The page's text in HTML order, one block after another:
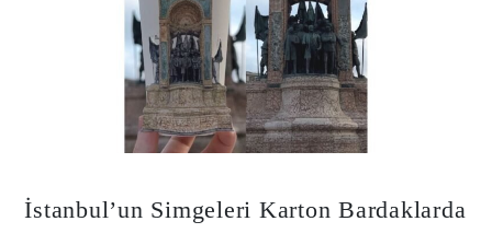
İstanbul’un Simgeleri Karton Bardaklarda